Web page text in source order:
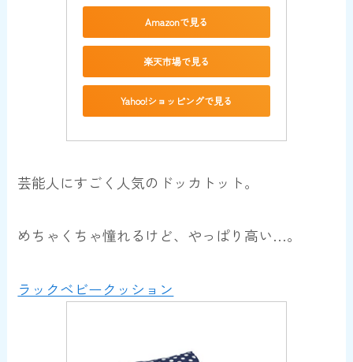
Amazonで見る
楽天市場で見る
Yahoo!ショッピングで見る
芸能人にすごく人気のドッカトット。
めちゃくちゃ憧れるけど、やっぱり高い…。
ラックベビークッション